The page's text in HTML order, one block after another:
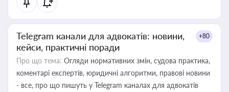
Telegram канали для адвокатів: новини,
кейси, практичні поради
+80
Про що тема: Огляди нормативних змін, судова практика,
коментарі експертів, юридичні алгоритми, правові новини
- все, про що пишуть у Telegram каналах для адвокатів